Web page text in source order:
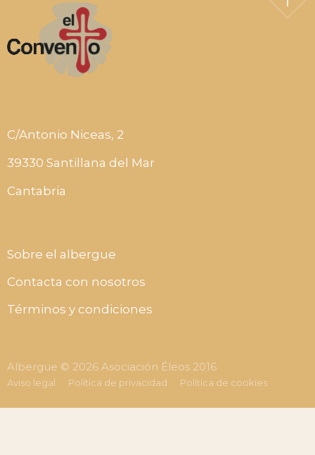
C/Antonio Niceas, 2
39330 Santillana del Mar
Cantabria
Sobre el albergue
Contacta con nosotros
Términos y condiciones
Albergue © 2026 Asociación Éleos 2016
Aviso legal Política de privacidad Política de cookies